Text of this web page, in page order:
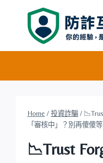
Home / 投資詐騙 /
「審核中」？別再傻傻
📉Trust